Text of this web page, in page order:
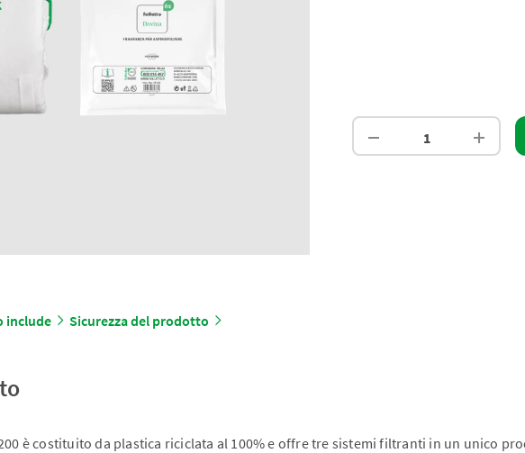
include Sicurezza del prodotto
è costituito da plastica riciclata al 100% e offre tre sistemi filtranti in un unico